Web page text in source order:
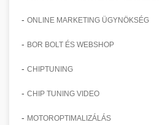
- ONLINE MARKETING ÜGYNÖKSÉG
- BOR BOLT ÉS WEBSHOP
- CHIPTUNING
- CHIP TUNING VIDEO
- MOTOROPTIMALIZÁLÁS